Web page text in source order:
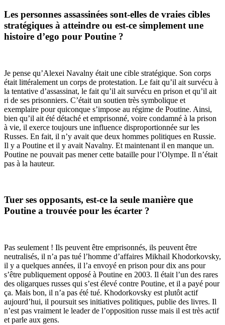
Les personnes assassinées sont-elles de vraies cibles
stratégiques à atteindre ou est-ce simplement une
histoire d’ego pour Poutine ?
Je pense qu’Alexei Navalny était une cible stratégique. Son corps
était littéralement un corps de protestation. Le fait qu’il ait survécu à
la tentative d’assassinat, le fait qu’il ait survécu en prison et qu’il ait
ri de ses prisonniers. C’était un soutien très symbolique et
exemplaire pour quiconque s’impose au régime de Poutine. Ainsi,
bien qu’il ait été détaché et emprisonné, voire condamné à la prison
à vie, il exerce toujours une influence disproportionnée sur les
Russes. En fait, il n’y avait que deux hommes politiques en Russie.
Il y a Poutine et il y avait Navalny. Et maintenant il en manque un.
Poutine ne pouvait pas mener cette bataille pour l’Olympe. Il n’était
pas à la hauteur.
Tuer ses opposants, est-ce la seule manière que
Poutine a trouvée pour les écarter ?
Pas seulement ! Ils peuvent être emprisonnés, ils peuvent être
neutralisés, il n’a pas tué l’homme d’affaires Mikhail Khodorkovsky,
il y a quelques années, il l’a envoyé en prison pour dix ans pour
s’être publiquement opposé à Poutine en 2003. Il était l’un des rares
des oligarques russes qui s’est élevé contre Poutine, et il a payé pour
ça. Mais bon, il n’a pas été tué. Khodorkovsky est plutôt actif
aujourd’hui, il poursuit ses initiatives politiques, publie des livres. Il
n’est pas vraiment le leader de l’opposition russe mais il est très actif
et parle aux gens.